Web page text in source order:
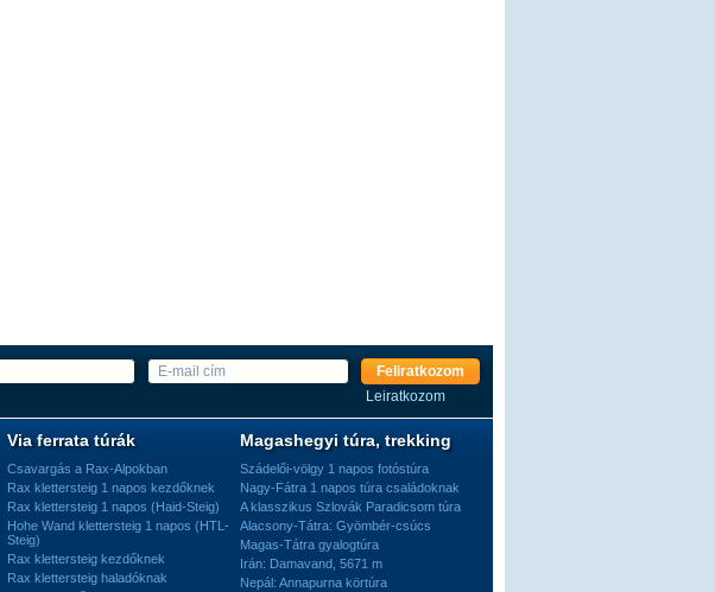
Feliratkozom
Leiratkozom
Via ferrata túrák
Csavargás a Rax-Alpokban
Rax klettersteig 1 napos kezdőknek
Rax klettersteig 1 napos (Haid-Steig)
Hohe Wand klettersteig 1 napos (HTL-
Steig)
Rax klettersteig kezdőknek
Rax klettersteig haladóknak
Magashegyi túra, trekking
Szádelői-völgy 1 napos fotóstúra
Nagy-Fátra 1 napos túra családoknak
A klasszikus Szlovák Paradicsom túra
Alacsony-Tátra: Gyömbér-csúcs
Magas-Tátra gyalogtúra
Irán: Damavand, 5671 m
Nepál: Annapurna körtúra